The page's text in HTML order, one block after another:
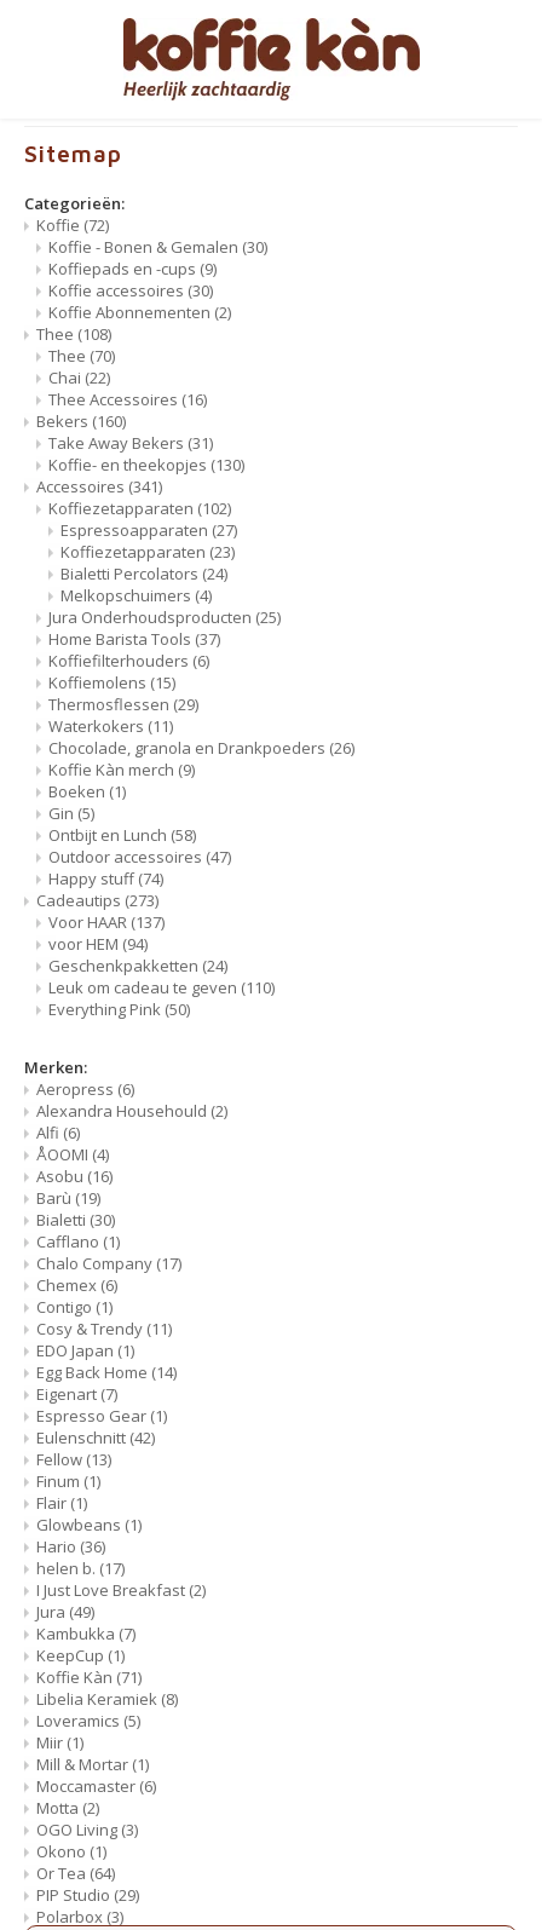
Hoofdmenu / koffie
Koffie - Bonen & Gemalen
Koffiepads en -cups
Koffie accessoires
Koffie Abonnementen
Hoofdmenu / thee
Thee
Thee Accessoires
Hoofdmenu / bekers
Take Away Bekers
Koffie- en theekopjes
Hoofdmenu / accessoires
Koffiezetapparaten
Jura Onderhoudsproducten
Home Barista Tools
Koffiefilterhouders
Koffiemolens
Thermosflessen
Waterkokers
Chocolade, granola en Drankpoeders
Koffie Kàn merch
Boeken
Ontbijt en Lunch
Outdoor accessoires
Happy stuff
Hoofdmenu / cadeautips
Voor HAAR
voor HEM
Geschenkpakketten
Leuk om cadeau te geven
Everything Pink
Hoofdmenu
Nederlands
English
Français
gratis levering vanaf 60€ - B/NL
Sitemap
Categorieën:
Koffie (72)
Koffie - Bonen & Gemalen (30)
Koffiepads en -cups (9)
Koffie accessoires (30)
Koffie Abonnementen (2)
Thee (108)
Thee (70)
Chai (22)
Thee Accessoires (16)
Bekers (160)
Take Away Bekers (31)
Koffie- en theekopjes (130)
Accessoires (341)
Koffiezetapparaten (102)
Espressoapparaten (27)
Koffiezetapparaten (23)
Bialetti Percolators (24)
Melkopschuimers (4)
Jura Onderhoudsproducten (25)
Home Barista Tools (37)
Koffiefilterhouders (6)
Koffiemolens (15)
Thermosflessen (29)
Waterkokers (11)
Chocolade, granola en Drankpoeders (26)
Koffie Kàn merch (9)
Boeken (1)
Gin (5)
Ontbijt en Lunch (58)
Outdoor accessoires (47)
Happy stuff(74)
Cadeautips (273)
Voor HAAR (137)
voor HEM (94)
Geschenkpakketten (24)
Leuk om cadeau te geven (110)
Everything Pink (50)
Merken:
Aeropress (6)
Alexandra Househould (2)
Alfi (6)
ÅOOMI (4)
Asobu (16)
Barù (19)
Bialetti (30)
Cafflano (1)
Chalo Company (17)
Chemex (6)
Contigo (1)
Cosy & Trendy (11)
EDO Japan (1)
Egg Back Home (14)
Eigenart (7)
Espresso Gear (1)
Eulenschnitt (42)
Fellow (13)
Finum (1)
Flair (1)
Glowbeans (1)
Hario (36)
helen b. (17)
I Just Love Breakfast (2)
Jura (49)
Kambukka (7)
KeepCup (1)
Koffie Kàn (71)
Libelia Keramiek (8)
Loveramics (5)
Miir (1)
Mill & Mortar (1)
Moccamaster (6)
Motta (2)
OGO Living (3)
Okono (1)
Or Tea (64)
PIP Studio (29)
Polarbox (3)